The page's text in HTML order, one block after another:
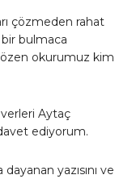
çözmeden rahat
bulmaca
okurumuz kim
Aytaç
ediyorum.
yazısını ve